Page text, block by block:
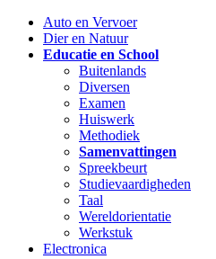
Auto en Vervoer
Dier en Natuur
Educatie en School
Buitenlands
Diversen
Examen
Huiswerk
Methodiek
Samenvattingen
Spreekbeurt
Studievaardigheden
Taal
Wereldorientatie
Werkstuk
Electronica